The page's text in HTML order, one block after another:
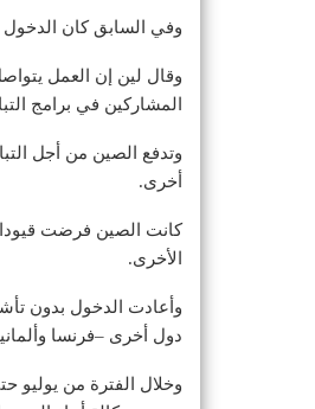
وفي السابق كان الدخول
المشاركين في برامج
وتدفع الصين من أجل
أخرى.
كانت الصين فرضت قيودا
الأخرى.
دول أخرى –فرنسا وألمانيا